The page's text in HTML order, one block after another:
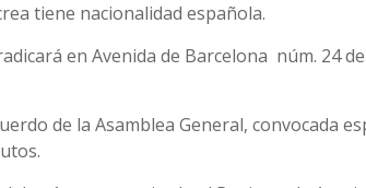
nacionalidad española.
en Avenida de Barcelona núm. 24
de la Asamblea General, convocada